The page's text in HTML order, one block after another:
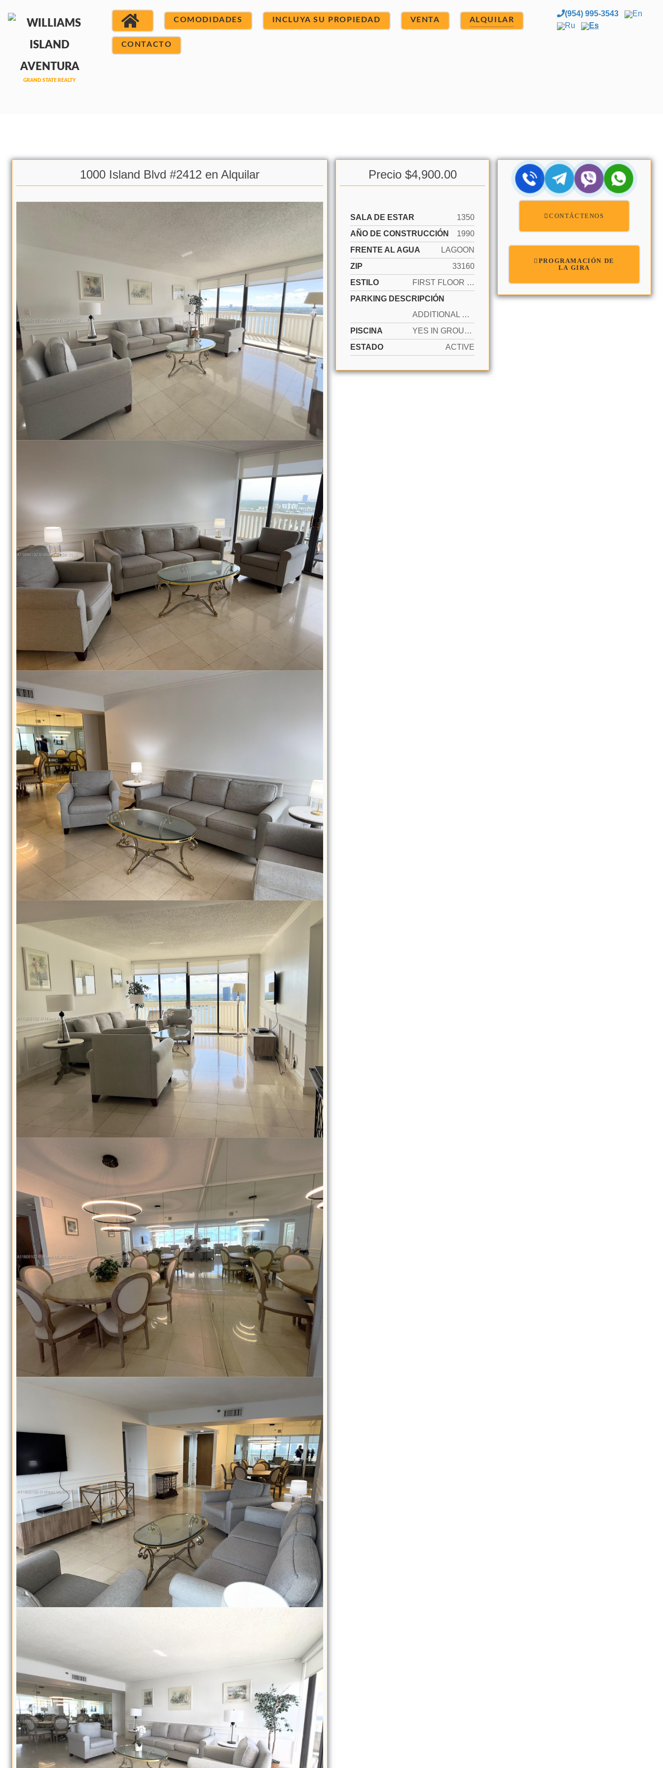
COMODIDADES INCLUYA SU PROPIEDAD VENTA ALQUILAR
CONTACTO
(954) 995-3543
En
Ru
Es
1000 Island Blvd #2412 en Alquilar Precio $4,900.00
SALA DE ESTAR
1350
AÑO DE CONSTRUCCIÓN
1990
FRENTE AL AGUA
LAGOON
ZIP
33160
ESTILO
FIRST FLOOR ENTRY
PARKING DESCRIPCIÓN
ADDITIONAL SPACES AVAILABLE, PARKING GARAGE, VALET
PISCINA
YES IN GROUND, HEATED, HOT TUB
ESTADO
ACTIVE
CONTÁCTENOS
PROGRAMACIÓN DE
LA GIRA